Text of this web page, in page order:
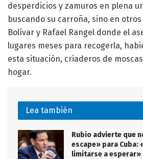
desperdicios y zamuros en plena
buscando su carroña, sino en
Bolívar y Rafael Rangel donde el
lugares meses para recogerla,
esta situación, criaderos de
hogar.
Lea también
Rubio advierte que
escape» para Cuba:
limitarse a esperar»